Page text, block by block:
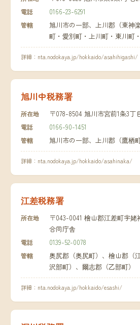
電話 0166-23-6291
管轄
旭川市の一部、上川郡（東神
町・愛別町・上川町・東川町
詳細： nta.nodokaya.jp/hokkaido/asahihigashi/
旭川中税務署
所在地 〒078-8504 旭川市宮前1条3丁
電話 0166-90-1451
管轄 旭川市の一部、上川郡（鷹栖町
詳細： nta.nodokaya.jp/hokkaido/asahinaka/
江差税務署
所在地
〒043-0041 檜山郡江差町字姥
合同庁舎
電話 0139-52-0078
管轄
奥尻郡（奥尻町）、檜山郡（
沢部町）、爾志郡（乙部町）
詳細： nta.nodokaya.jp/hokkaido/esashi/